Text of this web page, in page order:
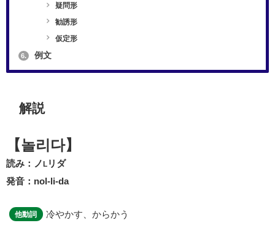
疑問形
勧誘形
仮定形
6. 例文
解説
【놀리다】
読み：ノ L リダ
発音：nol-li-da
他動詞 冷やかす、からかう